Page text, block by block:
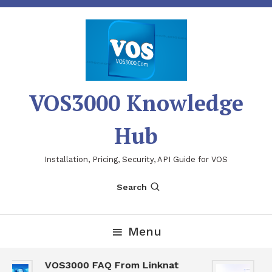
Skip
VOS3000 Knowledge
Hub
Installation, Pricing, Security, API Guide for VOS
Search
Menu
VOS3000 FAQ From Linknat